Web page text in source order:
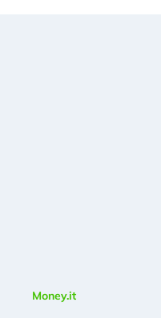
Money.it